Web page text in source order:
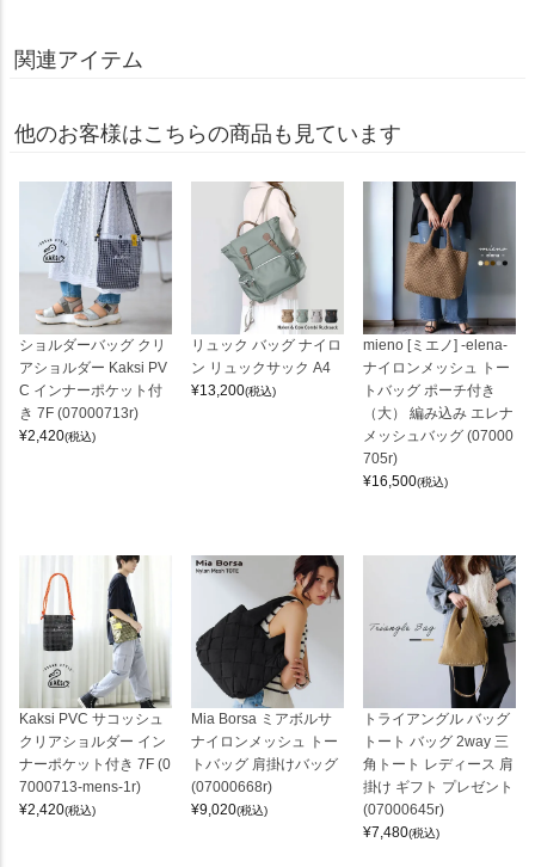
関連アイテム
他のお客様はこちらの商品も見ています
ショルダーバッグ クリ
アショルダー Kaksi PV
C インナーポケット付
き 7F (07000713r)
¥2,420(税込)
リュック バッグ ナイロ
ン リュックサック A4
¥13,200(税込)
mieno [ミエノ] -elena-
ナイロンメッシュ トー
トバッグ ポーチ付き
（大） 編み込み エレナ
メッシュバッグ (07000
705r)
¥16,500(税込)
Kaksi PVC サコッシュ
クリアショルダー イン
ナーポケット付き 7F (0
7000713-mens-1r)
¥2,420(税込)
Mia Borsa ミアボルサ
ナイロンメッシュ トー
トバッグ 肩掛けバッグ
(07000668r)
¥9,020(税込)
トライアングル バッグ
トート バッグ 2way 三
角トート レディース 肩
掛け ギフト プレゼント
(07000645r)
¥7,480(税込)